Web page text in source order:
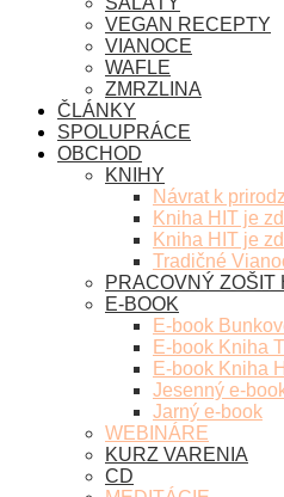
VEGAN RECEPTY
VIANOCE
WAFLE
ZMRZLINA
ČLÁNKY
SPOLUPRÁCE
OBCHOD
KNIHY
Návrat k
Kniha HIT je
Kniha HIT je
Tradičné
PRACOVNÝ ZOŠIT
E-BOOK
E-book
E-book Kniha
E-book Kniha
Jesenný e-
Jarný e-book
WEBINÁRE
KURZ VARENIA
CD